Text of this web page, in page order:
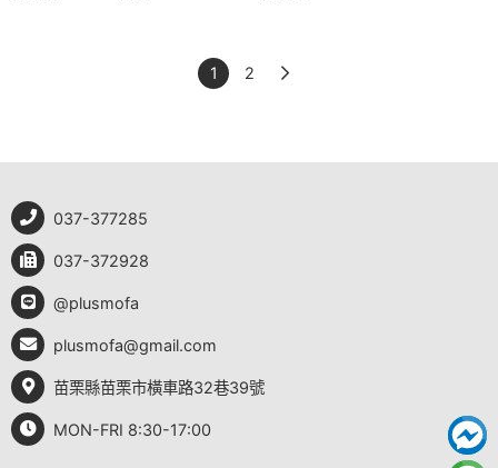
1 2
037-377285
037-372928
@plusmofa
plusmofa@gmail.com
苗栗縣苗栗市橫車路32巷39號
MON-FRI 8:30-17:00